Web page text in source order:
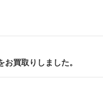
買取りしました。